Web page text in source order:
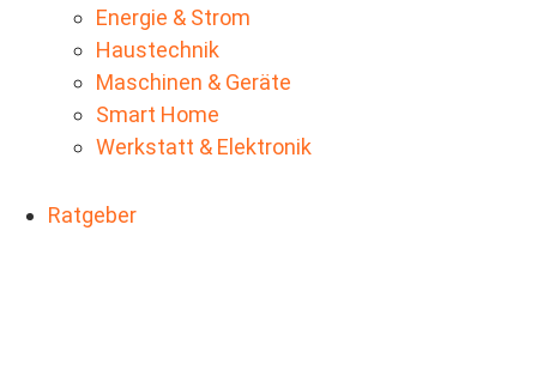
Energie & Strom
Haustechnik
Maschinen & Geräte
Smart Home
Werkstatt & Elektronik
Ratgeber